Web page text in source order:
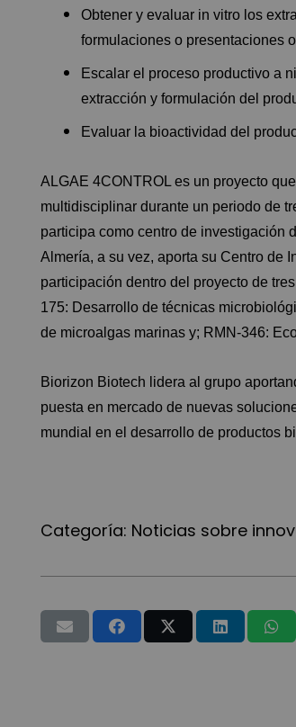
Obtener y evaluar in vitro los
formulaciones o presentaciones
Escalar el proceso productivo a
extracción y formulación del
Evaluar la bioactividad del
ALGAE 4CONTROL es un proyecto
multidisciplinar durante un periodo de
participa como centro de investigación
Almería, a su vez, aporta su Centro de
participación dentro del proyecto de
175: Desarrollo de técnicas
de microalgas marinas y; RMN-346:
Biorizon Biotech lidera al grupo
puesta en mercado de nuevas
mundial en el desarrollo de productos
Categoría: Noticias sobre